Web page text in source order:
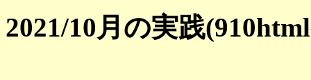
2021/10月の実践